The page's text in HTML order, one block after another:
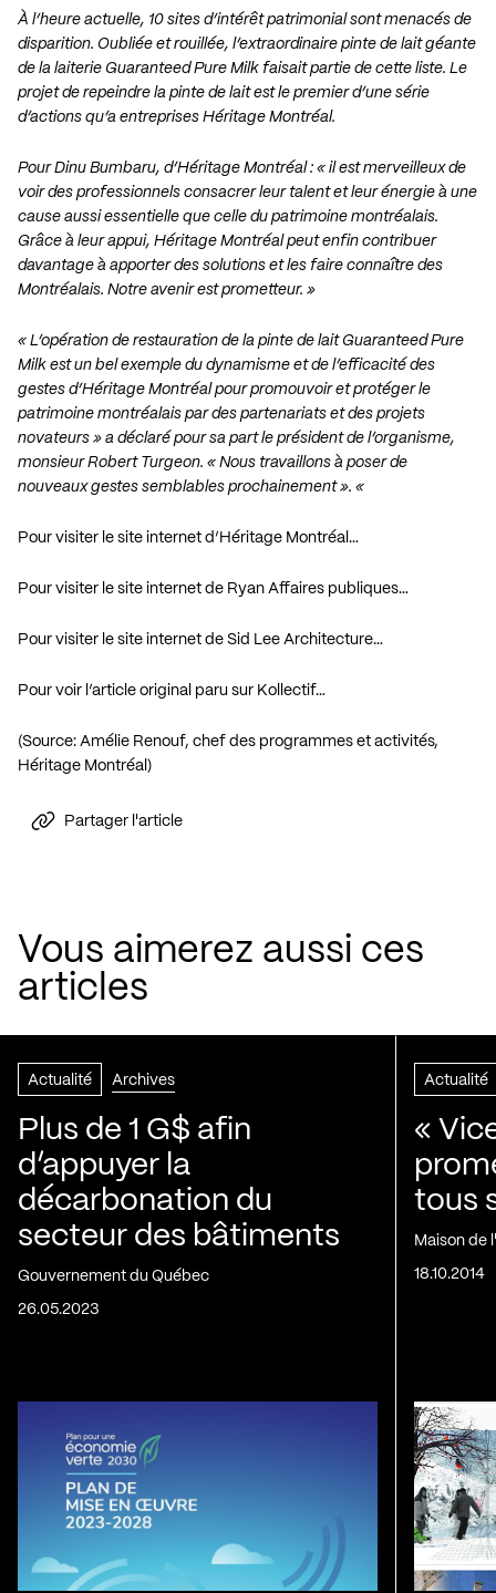
À l’heure actuelle, 10 sites d’intérêt patrimonial sont menacés de
disparition. Oubliée et rouillée, l’extraordinaire pinte de lait géante
de la laiterie Guaranteed Pure Milk faisait partie de cette liste. Le
projet de repeindre la pinte de lait est le premier d’une série
d’actions qu’a entreprises Héritage Montréal.
Pour Dinu Bumbaru, d’Héritage Montréal : « il est merveilleux de
voir des professionnels consacrer leur talent et leur énergie à une
cause aussi essentielle que celle du patrimoine montréalais.
Grâce à leur appui, Héritage Montréal peut enfin contribuer
davantage à apporter des solutions et les faire connaître des
Montréalais. Notre avenir est prometteur. »
« L’opération de restauration de la pinte de lait Guaranteed Pure
Milk est un bel exemple du dynamisme et de l’efficacité des
gestes d’Héritage Montréal pour promouvoir et protéger le
patrimoine montréalais par des partenariats et des projets
novateurs » a déclaré pour sa part le président de l’organisme,
monsieur Robert Turgeon. « Nous travaillons à poser de
nouveaux gestes semblables prochainement ». «
Pour visiter le site internet d’Héritage Montréal…
Pour visiter le site internet de Ryan Affaires publiques…
Pour visiter le site internet de Sid Lee Architecture…
Pour voir l’article original paru sur Kollectif…
(Source: Amélie Renouf, chef des programmes et activités,
Héritage Montréal)
Partager l'article
Vous aimerez aussi ces
articles
Actualité Archives
Plus de 1 G$ afin
d’appuyer la
décarbonation du
secteur des bâtiments
Gouvernement du Québec
26.05.2023
Actualité
«
tous
Maison de
18.10.2014